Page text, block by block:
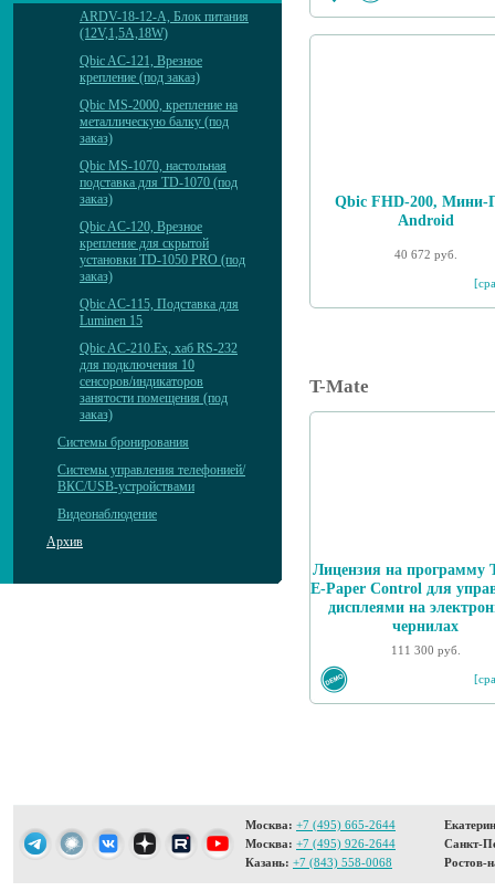
ARDV-18-12-A, Блок питания
(12V,1,5A,18W)
Qbic AC-121, Врезное
крепление (под заказ)
Qbic MS-2000, крепление на
металлическую балку (под
заказ)
Qbic MS-1070, настольная
подставка для TD-1070 (под
заказ)
Qbic AC-120, Врезное
крепление для скрытой
установки TD-1050 PRO (под
заказ)
Qbic AC-115, Подставка для
Luminen 15
Qbic AC-210.Ex, хаб RS-232
для подключения 10
сенсоров/индикаторов
занятости помещения (под
заказ)
Системы бронирования
Системы управления телефонией/
ВКС/USB-устройствами
Видеонаблюдение
Архив
Qbic FHD-200,
Android
40 672 руб.
T-Mate
Лицензия на программу
E-Paper Control для
дисплеями на
чернилах
111 300 руб.
Москва: +7 (495) 665-2644
Москва: +7 (495) 926-2644
Казань: +7 (843) 558-0068
Санкт-
Ростов-